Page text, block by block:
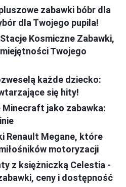
zabawki bóbr dla
dla Twojego pupila!
Kosmiczne Zabawki,
Twojego
każde dziecko:
się hity!
Minecraft jako zabawka:
Renault Megane, które
motoryzacji
z księżniczką Celestia -
ceny i dostępność